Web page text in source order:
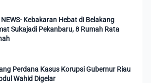
NEWS- Kebakaran Hebat di Belakang
Sukajadi Pekanbaru, 8 Rumah Rata
Perdana Kasus Korupsi Gubernur Riau
Wahid Digelar